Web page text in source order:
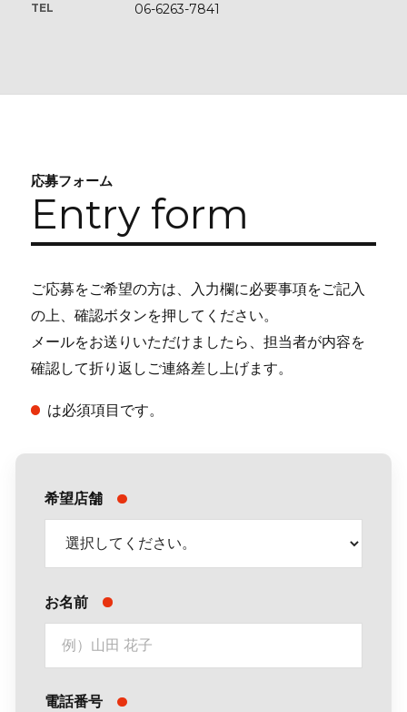
TEL 06-6263-7841
応募フォーム
Entry form
ご応募をご希望の方は、入力欄に必要事項をご記入
の上、確認ボタンを押してください。
メールをお送りいただけましたら、担当者が内容を
確認して折り返しご連絡差し上げます。
は必須項目です。
希望店舗
お名前
電話番号